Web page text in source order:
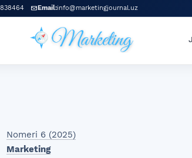
menu Email:info@marketingjournal.uz
Nomeri 6 (2025)
Marketing